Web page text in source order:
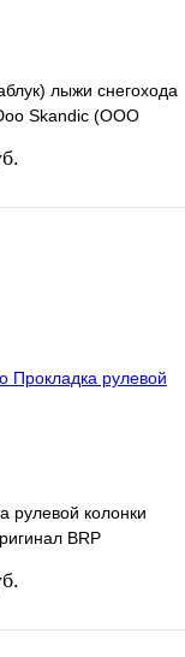
лыжи снегохода
Skandic (ООО
рулевой колонки
BRP